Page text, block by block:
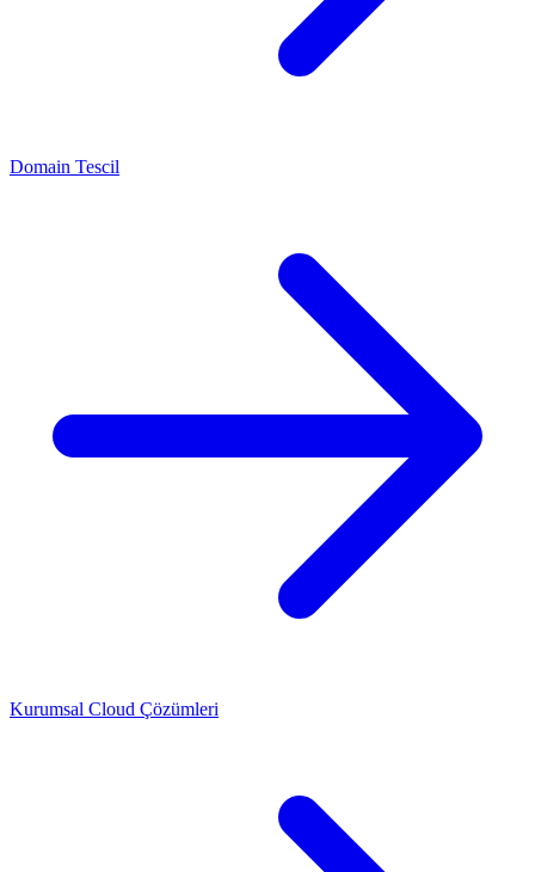
Domain Tescil
Kurumsal Cloud Çözümleri